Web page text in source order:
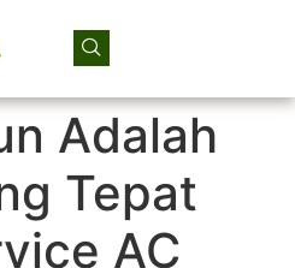
Adalah
Tepat
AC